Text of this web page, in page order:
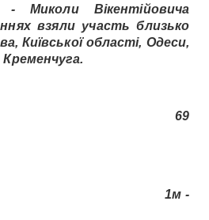
- Миколи Вікентійовича
взяли участь близько
Київської області, Одеси,
69
-